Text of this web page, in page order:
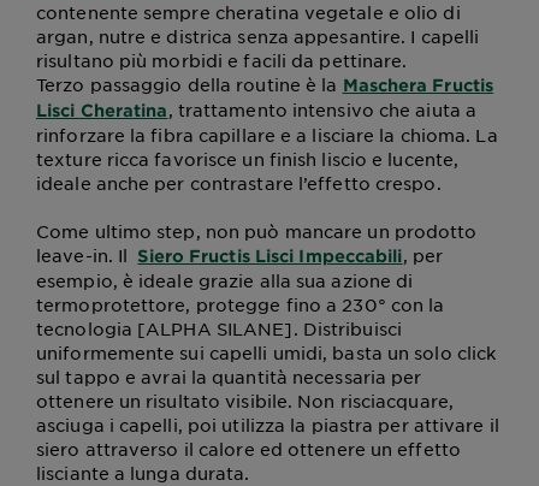
contenente sempre cheratina vegetale e olio di
argan, nutre e districa senza appesantire. I capelli
risultano più morbidi e facili da pettinare.
Terzo passaggio della routine è la Maschera Fructis
Lisci Cheratina, trattamento intensivo che aiuta a
rinforzare la fibra capillare e a lisciare la chioma. La
texture ricca favorisce un finish liscio e lucente,
ideale anche per contrastare l’effetto crespo.
Come ultimo step, non può mancare un prodotto
leave-in. Il Siero Fructis Lisci Impeccabili, per
esempio, è ideale grazie alla sua azione di
termoprotettore, protegge fino a 230° con la
tecnologia [ALPHA SILANE]. Distribuisci
uniformemente sui capelli umidi, basta un solo click
sul tappo e avrai la quantità necessaria per
ottenere un risultato visibile. Non risciacquare,
asciuga i capelli, poi utilizza la piastra per attivare il
siero attraverso il calore ed ottenere un effetto
lisciante a lunga durata.